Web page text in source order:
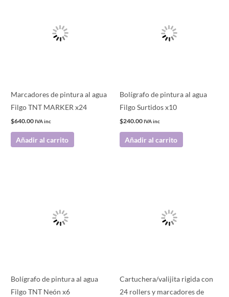
Marcadores de pintura al agua
Filgo TNT MARKER x24
$640.00 IVA inc
Añadir al carrito
Bolígrafo de pintura al agua
Filgo Surtidos x10
$240.00 IVA inc
Añadir al carrito
Bolígrafo de pintura al agua
Filgo TNT Neón x6
Cartuchera/valijita rigida con
24 rollers y marcadores de